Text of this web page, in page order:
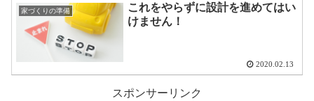
家づくりの準備
これをやらずに設計を進めてはい
けません！
2020.02.13
スポンサーリンク